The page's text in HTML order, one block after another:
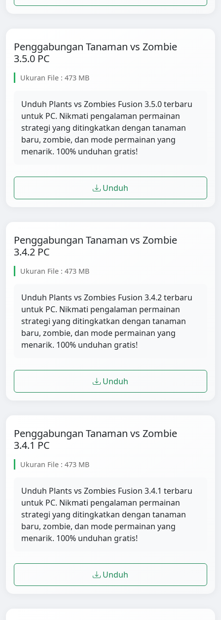
Penggabungan Tanaman vs Zombie
3.5.0 PC
Ukuran File : 473 MB
Unduh Plants vs Zombies Fusion 3.5.0 terbaru
untuk PC. Nikmati pengalaman permainan
strategi yang ditingkatkan dengan tanaman
baru, zombie, dan mode permainan yang
menarik. 100% unduhan gratis!
Unduh
Penggabungan Tanaman vs Zombie
3.4.2 PC
Ukuran File : 473 MB
Unduh Plants vs Zombies Fusion 3.4.2 terbaru
untuk PC. Nikmati pengalaman permainan
strategi yang ditingkatkan dengan tanaman
baru, zombie, dan mode permainan yang
menarik. 100% unduhan gratis!
Unduh
Penggabungan Tanaman vs Zombie
3.4.1 PC
Ukuran File : 473 MB
Unduh Plants vs Zombies Fusion 3.4.1 terbaru
untuk PC. Nikmati pengalaman permainan
strategi yang ditingkatkan dengan tanaman
baru, zombie, dan mode permainan yang
menarik. 100% unduhan gratis!
Unduh